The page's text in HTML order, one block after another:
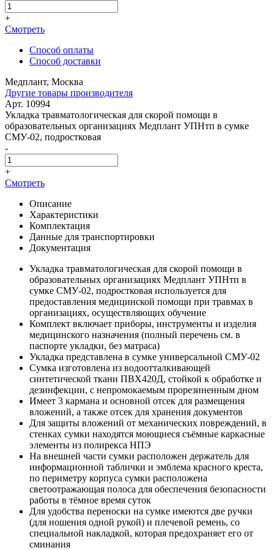
+
Смотреть
Способ оплаты
Способ доставки
Медплант, Москва
Другие товары производителя
Арт. 10994
Укладка травматологическая для скорой помощи в
образовательных организациях Медплант УПНтп в сумке
СМУ-02, подростковая
-
+
Смотреть
Описание
Характеристики
Комплектация
Данные для транспортировки
Документация
Укладка травматологическая для скорой помощи в
образовательных организациях Медплант УПНтп в
сумке СМУ-02, подростковая используется для
предоставления медицинской помощи при травмах в
организациях, осуществляющих обучение
Комплект включает приборы, инструменты и изделия
медицинского назначения (полный перечень см. в
паспорте укладки, без матраса)
Укладка представлена в сумке универсальной СМУ-02
Сумка изготовлена из водоотталкивающей
синтетической ткани ПВХ420Д, стойкой к обработке и
дезинфекции, с непромокаемым прорезиненным дном
Имеет 3 кармана и основной отсек для размещения
вложений, а также отсек для хранения документов
Для защиты вложений от механических повреждений, в
стенках сумки находятся моющиеся съёмные каркасные
элементы из полирекса НПЭ
На внешней части сумки расположен держатель для
информационной таблички и эмблема красного креста,
по периметру корпуса сумки расположена
светоотражающая полоса для обеспечения безопасности
работы в тёмное время суток
Для удобства переноски на сумке имеются две ручки
(для ношения одной рукой) и плечевой ремень, со
специальной накладкой, которая предохраняет его от
сминания